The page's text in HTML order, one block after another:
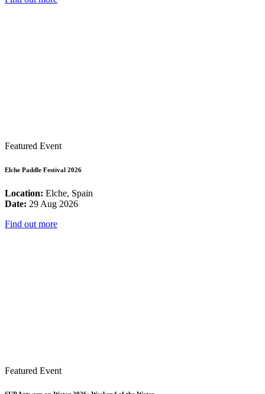
Featured Event
Elche Paddle Festival 2026
Location: Elche, Spain
Date: 29 Aug 2026
Find out more
Featured Event